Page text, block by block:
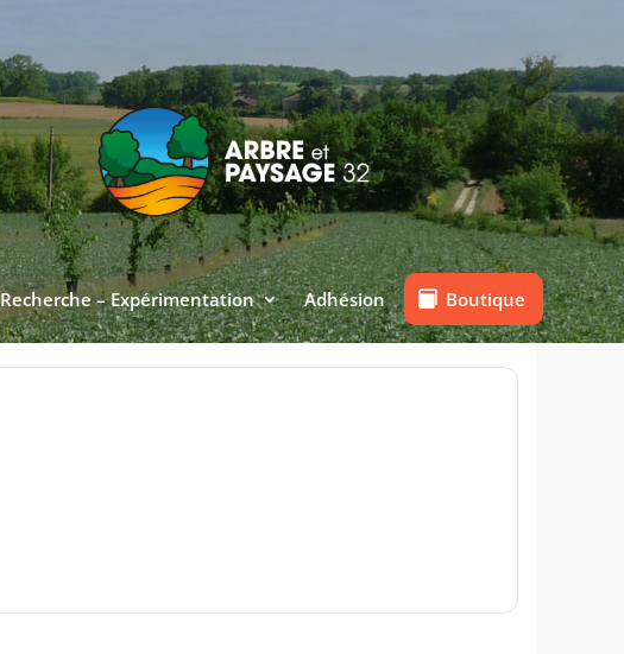
Recherche – Expérimentation Adhésion Boutique